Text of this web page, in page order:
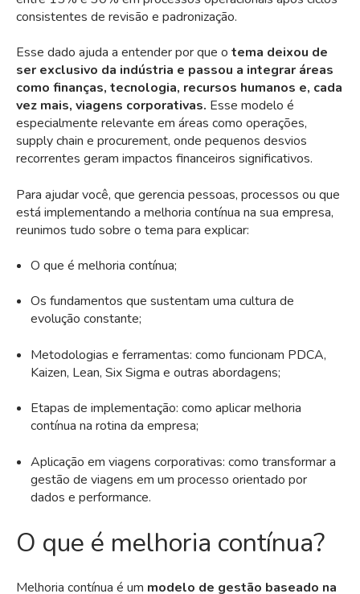
consistentes de revisão e padronização.
Esse dado ajuda a entender por que o tema deixou de
ser exclusivo da indústria e passou a integrar áreas
como finanças, tecnologia, recursos humanos e, cada
vez mais, viagens corporativas. Esse modelo é
especialmente relevante em áreas como operações,
supply chain e procurement, onde pequenos desvios
recorrentes geram impactos financeiros significativos.
Para ajudar você, que gerencia pessoas, processos ou que
está implementando a melhoria contínua na sua empresa,
reunimos tudo sobre o tema para explicar:
O que é melhoria contínua;
Os fundamentos que sustentam uma cultura de
evolução constante;
Metodologias e ferramentas: como funcionam PDCA,
Kaizen, Lean, Six Sigma e outras abordagens;
Etapas de implementação: como aplicar melhoria
contínua na rotina da empresa;
Aplicação em viagens corporativas: como transformar a
gestão de viagens em um processo orientado por
dados e performance.
O que é melhoria contínua?
Melhoria contínua é um modelo de gestão baseado na